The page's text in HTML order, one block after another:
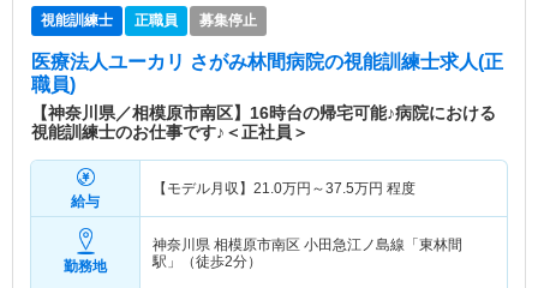
視能訓練士 正職員 募集停止
医療法人ユーカリ さがみ林間病院の視能訓練士求人(正
職員)
【神奈川県／相模原市南区】16時台の帰宅可能♪病院における
視能訓練士のお仕事です♪＜正社員＞
給与
【モデル月収】 21.0万円～37.5万円 程度
勤務地
神奈川県 相模原市南区 小田急江ノ島線「東林間
駅」（徒歩2分）